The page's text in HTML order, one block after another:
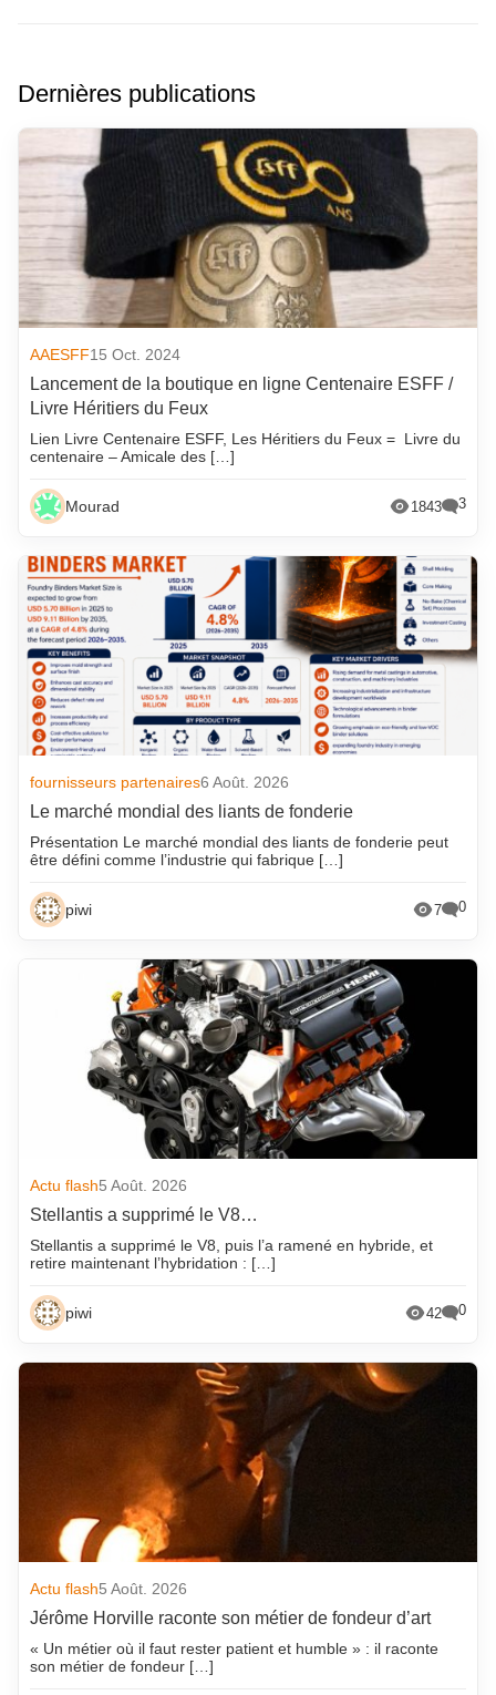
Dernières publications
AAESFF15 Oct. 2024
Lancement de la boutique en ligne Centenaire ESFF /
Livre Héritiers du Feux
Lien Livre Centenaire ESFF, Les Héritiers du Feux = Livre du
centenaire – Amicale des […]
Mourad 1843 3
fournisseurs partenaires6 Août. 2026
Le marché mondial des liants de fonderie
Présentation Le marché mondial des liants de fonderie peut
être défini comme l’industrie qui fabrique […]
piwi 7 0
Actu flash5 Août. 2026
Stellantis a supprimé le V8…
Stellantis a supprimé le V8, puis l’a ramené en hybride, et
retire maintenant l’hybridation : […]
piwi 42 0
Actu flash5 Août. 2026
Jérôme Horville raconte son métier de fondeur d’art
« Un métier où il faut rester patient et humble » : il raconte
son métier de fondeur […]